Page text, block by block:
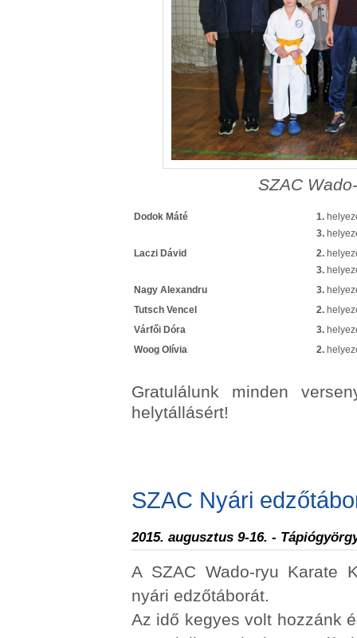
SZAC
Dodok Máté 1.
3.
Laczi Dávid
2.
3.
Nagy Alexandru
3.
Tutsch Vencel
2.
Várfői Dóra
3.
Woog Olívia
2.
Gratulálunk minden
helytállásért!
SZAC Nyári
2015. augusztus 9-16. -
A SZAC Wado-ryu Karate
nyári edzőtáborát.
Az idő kegyes volt hozzánk